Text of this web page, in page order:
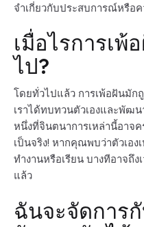
จำเกี่ยวกับประสบการณ์หรือ
เมื่อไรการเพ้
ไป?
โดยทั่วไปแล้ว การเพ้อฝันมัก
เราได้ทบทวนตัวเองและพัฒ
หนึ่งที่จินตนาการเหล่านี้อาจค
เป็นจริง! หากคุณพบว่าตัวเอง
ทำงานหรือเรียน บางทีอาจถึง
แล้ว
ฉันจะจัดการ